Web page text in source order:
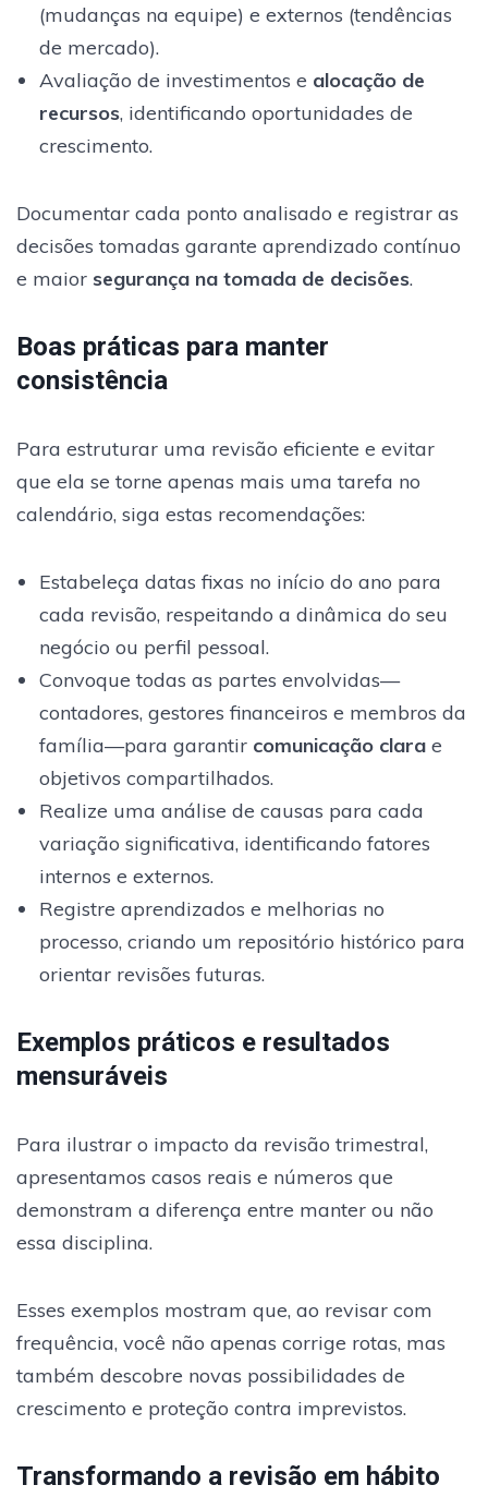
(mudanças na equipe) e externos (tendências
de mercado).
Avaliação de investimentos e alocação de
recursos, identificando oportunidades de
crescimento.
Documentar cada ponto analisado e registrar as
decisões tomadas garante aprendizado contínuo
e maior segurança na tomada de decisões.
Boas práticas para manter
consistência
Para estruturar uma revisão eficiente e evitar
que ela se torne apenas mais uma tarefa no
calendário, siga estas recomendações:
Estabeleça datas fixas no início do ano para
cada revisão, respeitando a dinâmica do seu
negócio ou perfil pessoal.
Convoque todas as partes envolvidas—
contadores, gestores financeiros e membros da
família—para garantir comunicação clarae
objetivos compartilhados.
Realize uma análise de causas para cada
variação significativa, identificando fatores
internos e externos.
Registre aprendizados e melhorias no
processo, criando um repositório histórico para
orientar revisões futuras.
Exemplos práticos e resultados
mensuráveis
Para ilustrar o impacto da revisão trimestral,
apresentamos casos reais e números que
demonstram a diferença entre manter ou não
essa disciplina.
Esses exemplos mostram que, ao revisar com
frequência, você não apenas corrige rotas, mas
também descobre novas possibilidades de
crescimento e proteção contra imprevistos.
Transformando a revisão em hábito